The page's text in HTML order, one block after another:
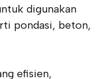
digunakan
pondasi, beton,
efisien,